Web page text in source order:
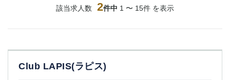
該当求人数 2件中 1 〜 15件 を表示
Club LAPIS(ラピス)
五反田
①六本木 ②西麻布
大山
赤坂
高円寺